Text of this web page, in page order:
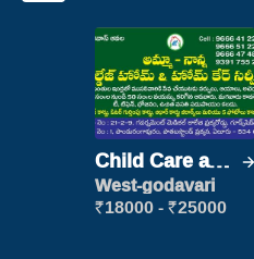
Child Care and
Patient care
West-godavari
₹18000 - ₹25000